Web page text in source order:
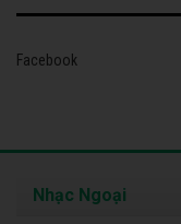
Facebook
Nhạc Ngoại